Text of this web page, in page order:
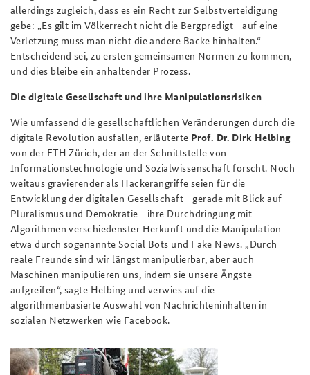
allerdings zugleich, dass es ein Recht zur Selbstverteidigung
gebe: „Es gilt im Völkerrecht nicht die Bergpredigt - auf eine
Verletzung muss man nicht die andere Backe hinhalten.“
Entscheidend sei, zu ersten gemeinsamen Normen zu kommen,
und dies bleibe ein anhaltender Prozess.
Die digitale Gesellschaft und ihre Manipulationsrisiken
Wie umfassend die gesellschaftlichen Veränderungen durch die
digitale Revolution ausfallen, erläuterte Prof. Dr. Dirk Helbing
von der ETH Zürich, der an der Schnittstelle von
Informationstechnologie und Sozialwissenschaft forscht. Noch
weitaus gravierender als Hackerangriffe seien für die
Entwicklung der digitalen Gesellschaft - gerade mit Blick auf
Pluralismus und Demokratie - ihre Durchdringung mit
Algorithmen verschiedenster Herkunft und die Manipulation
etwa durch sogenannte Social Bots und Fake News. „Durch
reale Freunde sind wir längst manipulierbar, aber auch
Maschinen manipulieren uns, indem sie unsere Ängste
aufgreifen“, sagte Helbing und verwies auf die
algorithmenbasierte Auswahl von Nachrichteninhalten in
sozialen Netzwerken wie Facebook.